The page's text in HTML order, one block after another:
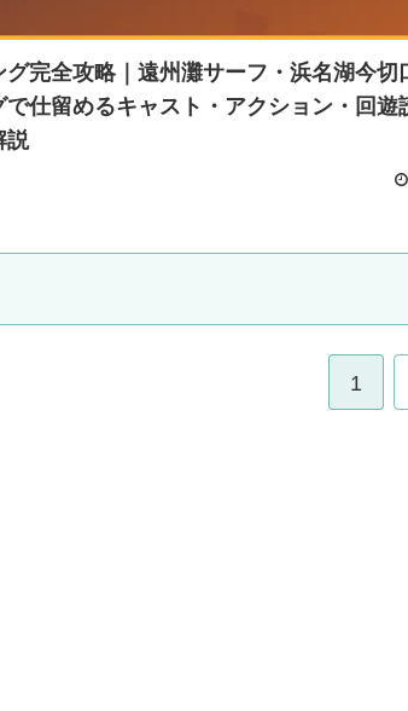
グ完全攻略｜遠州灘サーフ・浜名湖今切
で仕留めるキャスト・アクション・回遊
説
1